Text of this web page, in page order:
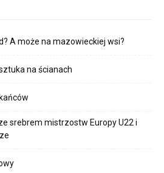
A może na mazowieckiej wsi?
na ścianach
srebrem mistrzostw Europy U22 i